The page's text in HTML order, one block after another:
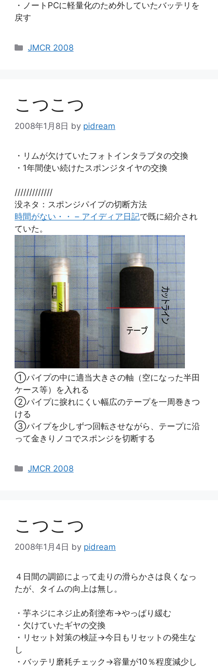
・ノートPCに軽量化のため外していたバッテリを
戻す
カ
JMCR 2008
こつこつ
2008年1月8日 by pidream
・リムが欠けていたフォトインタラプタの交換
・1年間使い続けたスポンジタイヤの交換
/////////////
没ネタ：スポンジパイプの切断方法
時間がない・・ – アイディア日記で既に紹介され
ていた。
①パイプの中に適当大きさの軸（空になった半田
ケース等）を入れる
②パイプに捩れにくい幅広のテープを一周巻きつ
ける
③パイプを少しずつ回転させながら、テープに沿
って金きりノコでスポンジを切断する
カ
JMCR 2008
こつこつ
2008年1月4日 by pidream
４日間の調節によって走りの滑らかさは良くなっ
たが、タイムの向上は無し。
・芋ネジにネジ止め剤塗布→やっぱり緩む
・欠けていたギヤの交換
・リセット対策の検証→今日もリセットの発生な
し
・バッテリ磨耗チェック→容量が10％程度減少し